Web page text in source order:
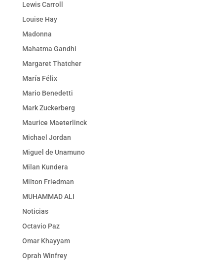
Lewis Carroll
Louise Hay
Madonna
Mahatma Gandhi
Margaret Thatcher
María Félix
Mario Benedetti
Mark Zuckerberg
Maurice Maeterlinck
Michael Jordan
Miguel de Unamuno
Milan Kundera
Milton Friedman
MUHAMMAD ALI
Noticias
Octavio Paz
Omar Khayyam
Oprah Winfrey